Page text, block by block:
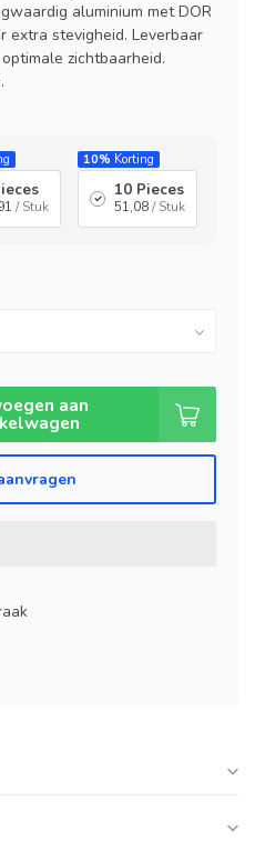
aluminium met DOR
extra stevigheid. Leverbaar
zichtbaarheid.
/ Stuk
10% Korting
10 Pieces
51,08/ Stuk
aan